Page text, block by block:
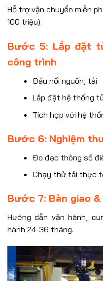
Hỗ trợ vận chuyển miễn
100 triệu).
Bước 5: Lắp đặt
công trình
Đấu nối nguồn, tải
Lắp đặt hệ thống
Tích hợp với hệ
Bước 6: Nghiệm
Đo đạc thông số
Chạy thử tải thực
Bước 7: Bàn giao
Hướng dẫn vận hành,
hành 24-36 tháng.